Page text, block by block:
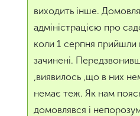
виходить інше.
адміністрацією про
коли 1 серпня прийшли
зачинені.
,виявилось ,що в них
немає теж. Як нам
домовлявся і